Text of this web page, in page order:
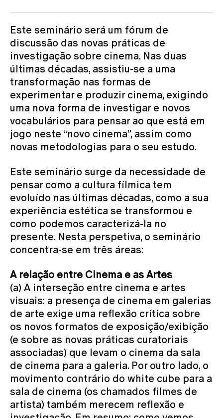
Este seminário será um fórum de
discussão das novas práticas de
investigação sobre cinema. Nas duas
últimas décadas, assistiu-se a uma
transformação nas formas de
experimentar e produzir cinema, exigindo
uma nova forma de investigar e novos
vocabulários para pensar ao que está em
jogo neste “novo cinema”, assim como
novas metodologias para o seu estudo.
Este seminário surge da necessidade de
pensar como a cultura fílmica tem
evoluído nas últimas décadas, como a sua
experiência estética se transformou e
como podemos caracterizá-la no
presente. Nesta perspetiva, o seminário
concentra-se em três áreas:
A relação entre Cinema e as Artes
(a) A interseção entre cinema e artes
visuais: a presença de cinema em galerias
de arte exige uma reflexão crítica sobre
os novos formatos de exposição/exibição
(e sobre as novas práticas curatoriais
associadas) que levam o cinema da sala
de cinema para a galeria. Por outro lado, o
movimento contrário do white cube para a
sala de cinema (os chamados filmes de
artista) também merecem reflexão e